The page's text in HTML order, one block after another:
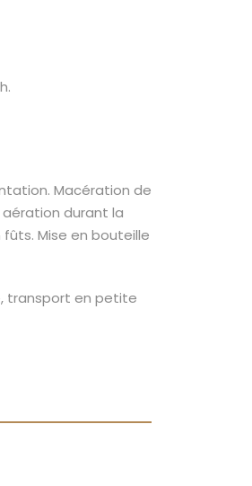
Macération de
durant la
Mise en bouteille
transport en petite